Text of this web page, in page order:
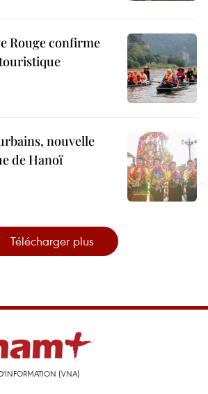
Rouge confirme
nouvelle
de Hanoï
Télécharger plus
(VNA)